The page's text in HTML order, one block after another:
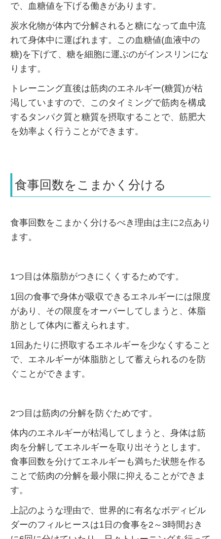
で、血糖値を下げる働きがあります。
炭水化物が体内で分解されると糖になって血中流
れて身体中に運ばれます。この血糖値(血液中の
糖)を下げて、糖を細胞に運ぶのがインスリンにな
ります。
トレーニング直後は筋肉のエネルギー(糖質)が枯
渇していますので、このタイミングで筋肉を構成
するタンパク質と糖質を摂取することで、筋肥大
を効率よく行うことができます。
食事回数をこまかく分ける
食事回数をこまかく分けるべき理由は主に2点あり
ます。
1つ目は体脂肪がつきにくくするためです。
1回の食事で身体が吸収できるエネルギーには限度
があり、その限度をオーバーしてしまうと、体脂
肪として体内に蓄えられます。
1回あたりに摂取するエネルギーを少なくすること
で、エネルギーが体脂肪として蓄えられるのを防
ぐことができます。
2つ目は筋肉の分解を防ぐためです。
体内のエネルギーが枯渇してしまうと、身体は筋
肉を分解してエネルギーを取り出そうとします。
食事回数を分けてエネルギーも満ちた状態を作る
ことで筋肉の分解を最小限に抑えることができま
す。
上記のような理由で、世界的に有名なボディビル
ダーのフィルヒースは1日の食事を2～3時間おき